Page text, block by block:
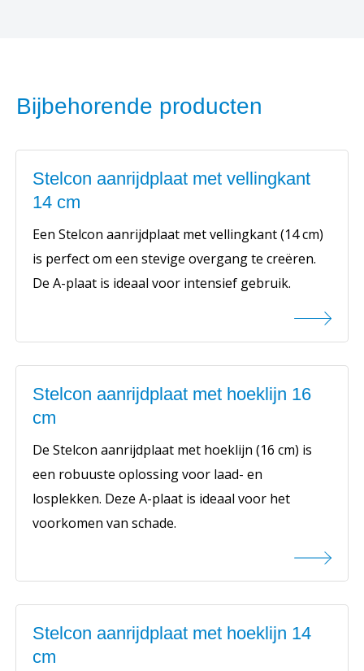
Bijbehorende producten
Stelcon aanrijdplaat met vellingkant
14 cm
Een Stelcon aanrijdplaat met vellingkant (14 cm)
is perfect om een stevige overgang te creëren.
De A-plaat is ideaal voor intensief gebruik.
Stelcon aanrijdplaat met hoeklijn 16
cm
De Stelcon aanrijdplaat met hoeklijn (16 cm) is
een robuuste oplossing voor laad- en
losplekken. Deze A-plaat is ideaal voor het
voorkomen van schade.
Stelcon aanrijdplaat met hoeklijn 14
cm